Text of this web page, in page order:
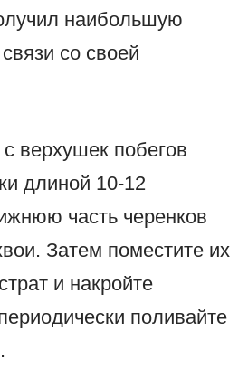
наибольшую
со своей
верхушек побегов
длиной 10-12
часть черенков
Затем поместите их
и накройте
поливайте